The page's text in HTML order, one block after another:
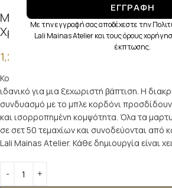
ΕΓΓΡΑΦΗ
Με την εγγραφή σας αποδέχεστε την
Lali Mainas Atelier και τους όρους
έκπτωσης.
Μαρτυρικό Βάπτισης Μπρελόκ
Χρυσό, Μπλε Κορδόνι,
1,20
Κομψό και εντυπωσιακό μαρτυρικό
ιδανικό για μια ξεχωριστή βάπτιση. Η
συνδυασμό με το μπλε κορδόνι
και ισορροπημένη κομψότητα. Όλα τα
σε σετ 50 τεμαχίων και συνοδεύονται από
Lali Mainas Atelier. Κάθε δημιουργία είναι